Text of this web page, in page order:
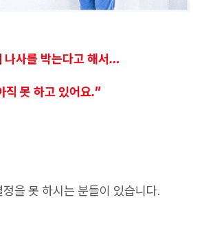
나사를 박는다고 해서…
직 못 하고 있어요."
을 못 하시는 분들이 있습니다.